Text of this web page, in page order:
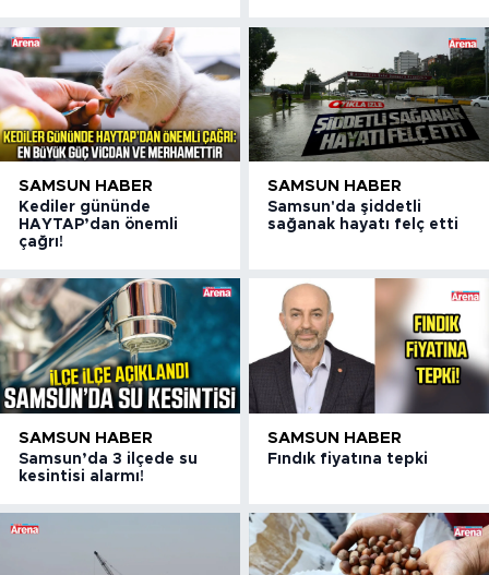
SAMSUN HABER
Kediler gününde
HAYTAP’dan önemli
çağrı!
SAMSUN HABER
Samsun'da şiddetli
sağanak hayatı felç etti
SAMSUN HABER
Samsun’da 3 ilçede su
kesintisi alarmı!
SAMSUN HABER
Fındık fiyatına tepki